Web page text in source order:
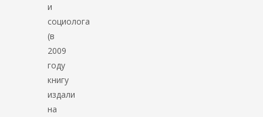
и
социолога
(в
2009
году
книгу
издали
на